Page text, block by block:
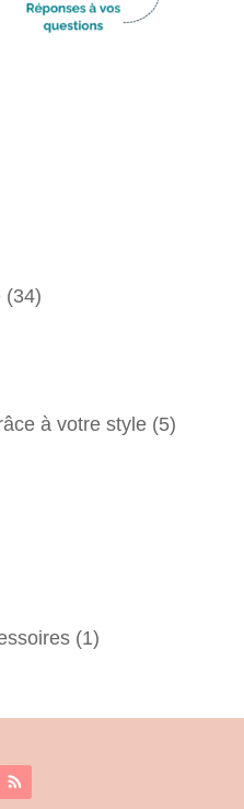
(34)
à votre style(5)
(1)